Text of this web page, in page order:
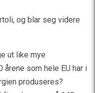
og blar seg videre
ut like mye
som hele EU har i
produseres?